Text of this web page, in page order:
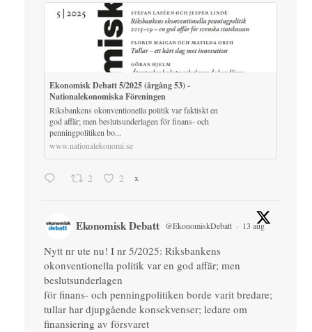
Ekonomisk Debatt 5/2025 (årgång 53) -
Nationalekonomiska Föreningen
Riksbankens okonventionella politik var faktiskt en
god affär; men beslutsunderlagen för finans- och
penningpolitiken bo...
www.nationalekonomi.se
2 2 x
Ekonomisk Debatt @EkonomiskDebatt · 13 aug
Nytt nr ute nu! I nr 5/2025: Riksbankens
okonventionella politik var en god affär; men
beslutsunderlagen
för finans- och penningpolitiken borde varit bredare;
tullar har djupgående konsekvenser; ledare om
finansiering av försvaret